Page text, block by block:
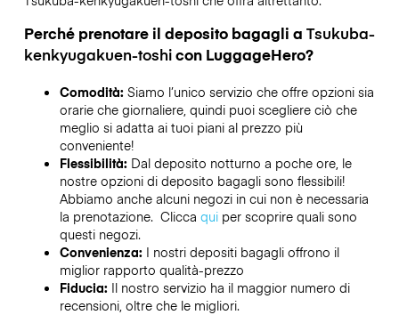
Perché prenotare il deposito bagagli a Tsukuba-
kenkyugakuen-toshicon LuggageHero?
Comodità: Siamo l’unico servizio che offre opzioni sia
orarie che giornaliere, quindi puoi scegliere ciò che
meglio si adatta ai tuoi piani al prezzo più
conveniente!
Flessibilità: Dal deposito notturno a poche ore, le
nostre opzioni di deposito bagagli sono flessibili!
Abbiamo anche alcuni negozi in cui non è necessaria
la prenotazione. Clicca quiper scoprire quali sono
questi negozi.
Convenienza: I nostri depositi bagagli offrono il
miglior rapporto qualità-prezzo
Fiducia: Il nostro servizio ha il maggior numero di
recensioni, oltre che le migliori.